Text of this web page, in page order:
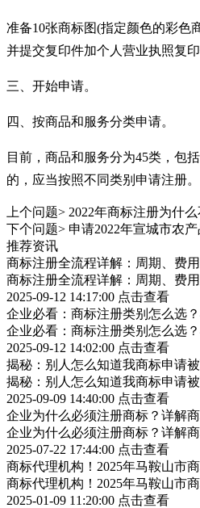
准备10张商标图(指定颜色的彩色
并提交复印件加个人营业执照复
三、开始申请。
四、按商品和服务分类申请。
目前，商品和服务分为45类，包
的，应当按照不同类别申请注册。
上个问题> 2022年商标注册为什
下个问题> 申请2022年宣城市农
推荐资讯
商标注册全流程详解：周期、费
商标注册全流程详解：周期、费
2025-09-12 14:17:00 点击查看
企业必看：商标注册类别怎么选
企业必看：商标注册类别怎么选
2025-09-12 14:02:00 点击查看
揭秘：别人怎么知道我商标申请
揭秘：别人怎么知道我商标申请
2025-09-09 14:40:00 点击查看
企业为什么必须注册商标？详解
企业为什么必须注册商标？详解
2025-07-22 17:44:00 点击查看
商标代理机构！2025年马鞍山市
商标代理机构！2025年马鞍山市
2025-01-09 11:20:00 点击查看